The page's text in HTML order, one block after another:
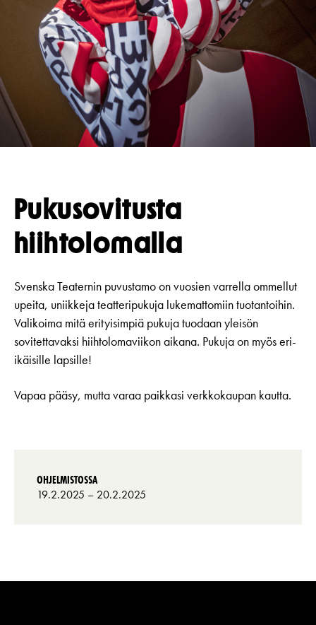
Lahjakortti
Nuoret
Katsomokartta
Usein kysytyt kysymykset
Saavutettavuus
Koulut
Yritykset
Opastus
Teatterin toiminta
Näyttelijät
Historia
Töihin meille
Yhteystiedot
Medialle
Svenska Teatern Live
KIRJAUDU
Pukusovitusta
hiihtolomalla
Svenska Teaternin puvustamo on vuosien varrella ommellut
upeita, uniikkeja teatteripukuja lukemattomiin tuotantoihin.
Valikoima mitä erityisimpiä pukuja tuodaan yleisön
sovitettavaksi hiihtolomaviikon aikana. Pukuja on myös eri-
ikäisille lapsille!
Vapaa pääsy, mutta varaa paikkasi verkkokaupan kautta.
OHJELMISTOSSA
19.2.2025 – 20.2.2025